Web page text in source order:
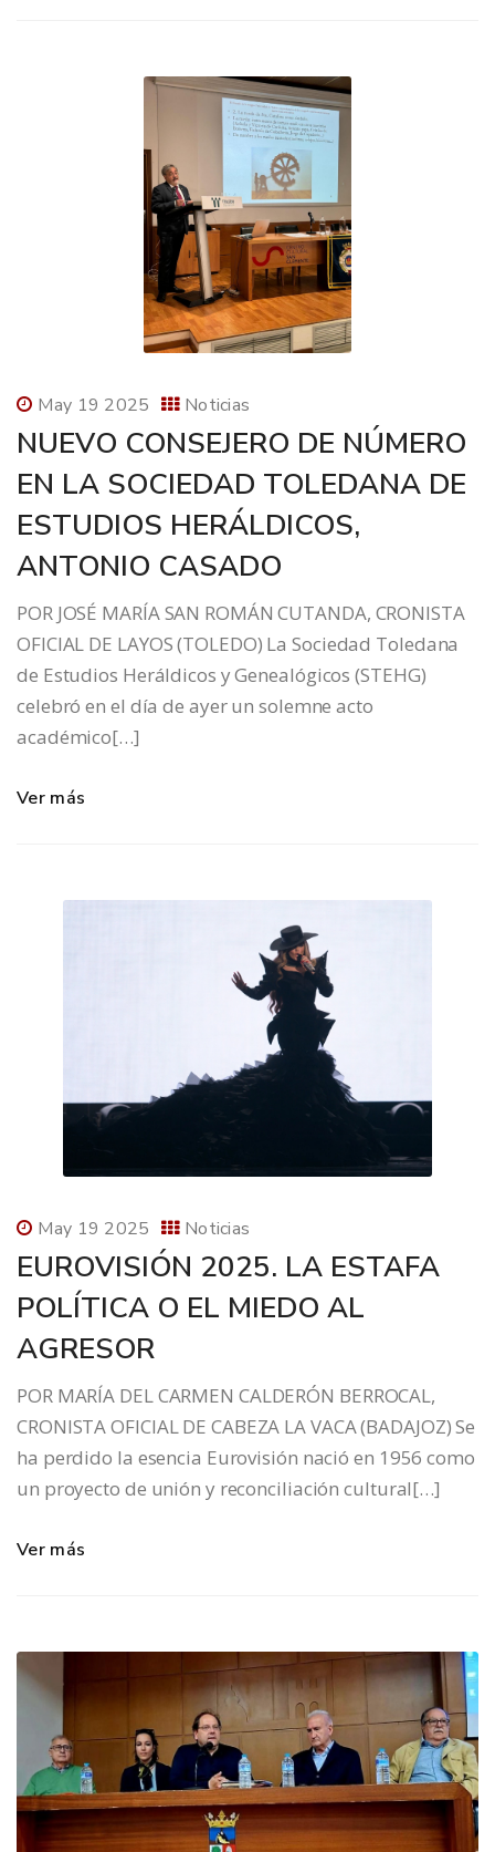
May 19 2025 Noticias
NUEVO CONSEJERO DE NÚMERO
EN LA SOCIEDAD TOLEDANA DE
ESTUDIOS HERÁLDICOS,
ANTONIO CASADO
POR JOSÉ MARÍA SAN ROMÁN CUTANDA, CRONISTA
OFICIAL DE LAYOS (TOLEDO) La Sociedad Toledana
de Estudios Heráldicos y Genealógicos (STEHG)
celebró en el día de ayer un solemne acto
académico[…]
Ver más
May 19 2025 Noticias
EUROVISIÓN 2025. LA ESTAFA
POLÍTICA O EL MIEDO AL
AGRESOR
POR MARÍA DEL CARMEN CALDERÓN BERROCAL,
CRONISTA OFICIAL DE CABEZA LA VACA (BADAJOZ) Se
ha perdido la esencia Eurovisión nació en 1956 como
un proyecto de unión y reconciliación cultural[…]
Ver más